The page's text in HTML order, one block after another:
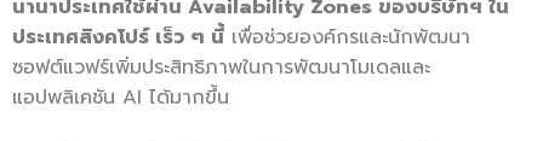
นานาประเทศใช้ผ่าน Availability Zones ของบริษัทฯ ใน
ประเทศสิงคโปร์ เร็ว ๆ นี้ เพื่อช่วยองค์กรและนักพัฒนา
ซอฟต์แวฟร์เพิ่มประสิทธิภาพในการพัฒนาโมเดลและ
แอปพลิเคชัน AI ได้มากขึ้น